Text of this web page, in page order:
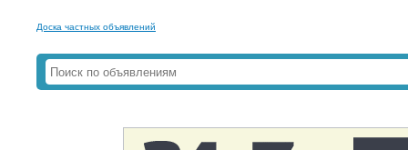
Доска частных объявлений